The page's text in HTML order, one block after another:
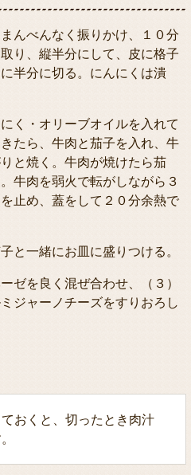
んべんなく振りかけ、１０分
り、縦半分にして、皮に格子
半分に切る。にんにくは潰
く・オリーブオイルを入れて
たら、牛肉と茄子を入れ、牛
と焼く。牛肉が焼けたら茄
牛肉を弱火で転がしながら３
止め、蓋をして２０分余熱で
と一緒にお皿に盛りつける。
ゼを良く混ぜ合わせ、（３）
ジャーノチーズをすりおろし
おくと、切ったとき肉汁